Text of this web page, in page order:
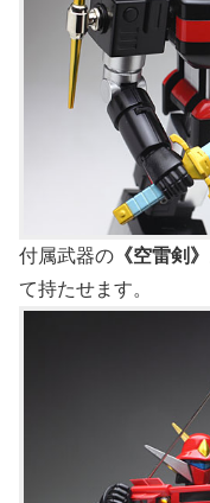
付属武器の 《空雷剣》
て持たせます。